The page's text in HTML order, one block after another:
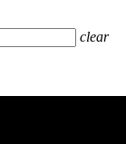
clear